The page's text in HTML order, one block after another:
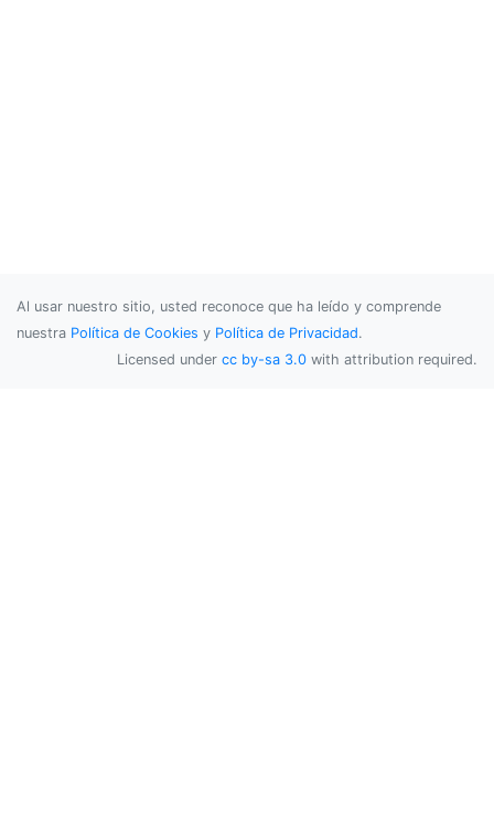
Al usar nuestro sitio, usted reconoce que ha leído y comprende
nuestra Política de Cookies y Política de Privacidad.
Licensed under cc by-sa 3.0 with attribution required.